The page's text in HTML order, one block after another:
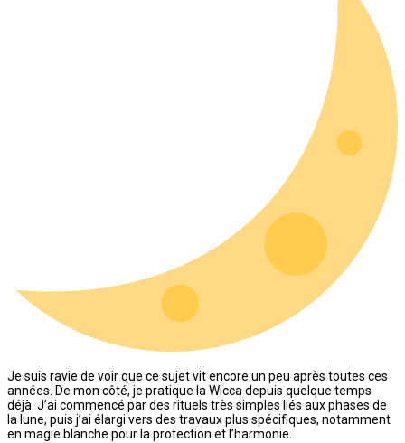
Je suis ravie de voir que ce sujet vit encore un peu après toutes ces
années. De mon côté, je pratique la Wicca depuis quelque temps
déjà. J’ai commencé par des rituels très simples liés aux phases de
la lune, puis j’ai élargi vers des travaux plus spécifiques, notamment
en magie blanche pour la protection et l’harmonie.